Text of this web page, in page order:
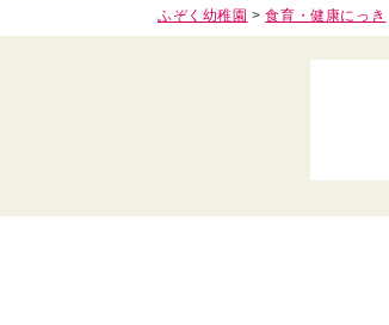
ふぞく幼稚園 >食育・健康にっき